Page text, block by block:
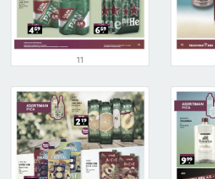
11